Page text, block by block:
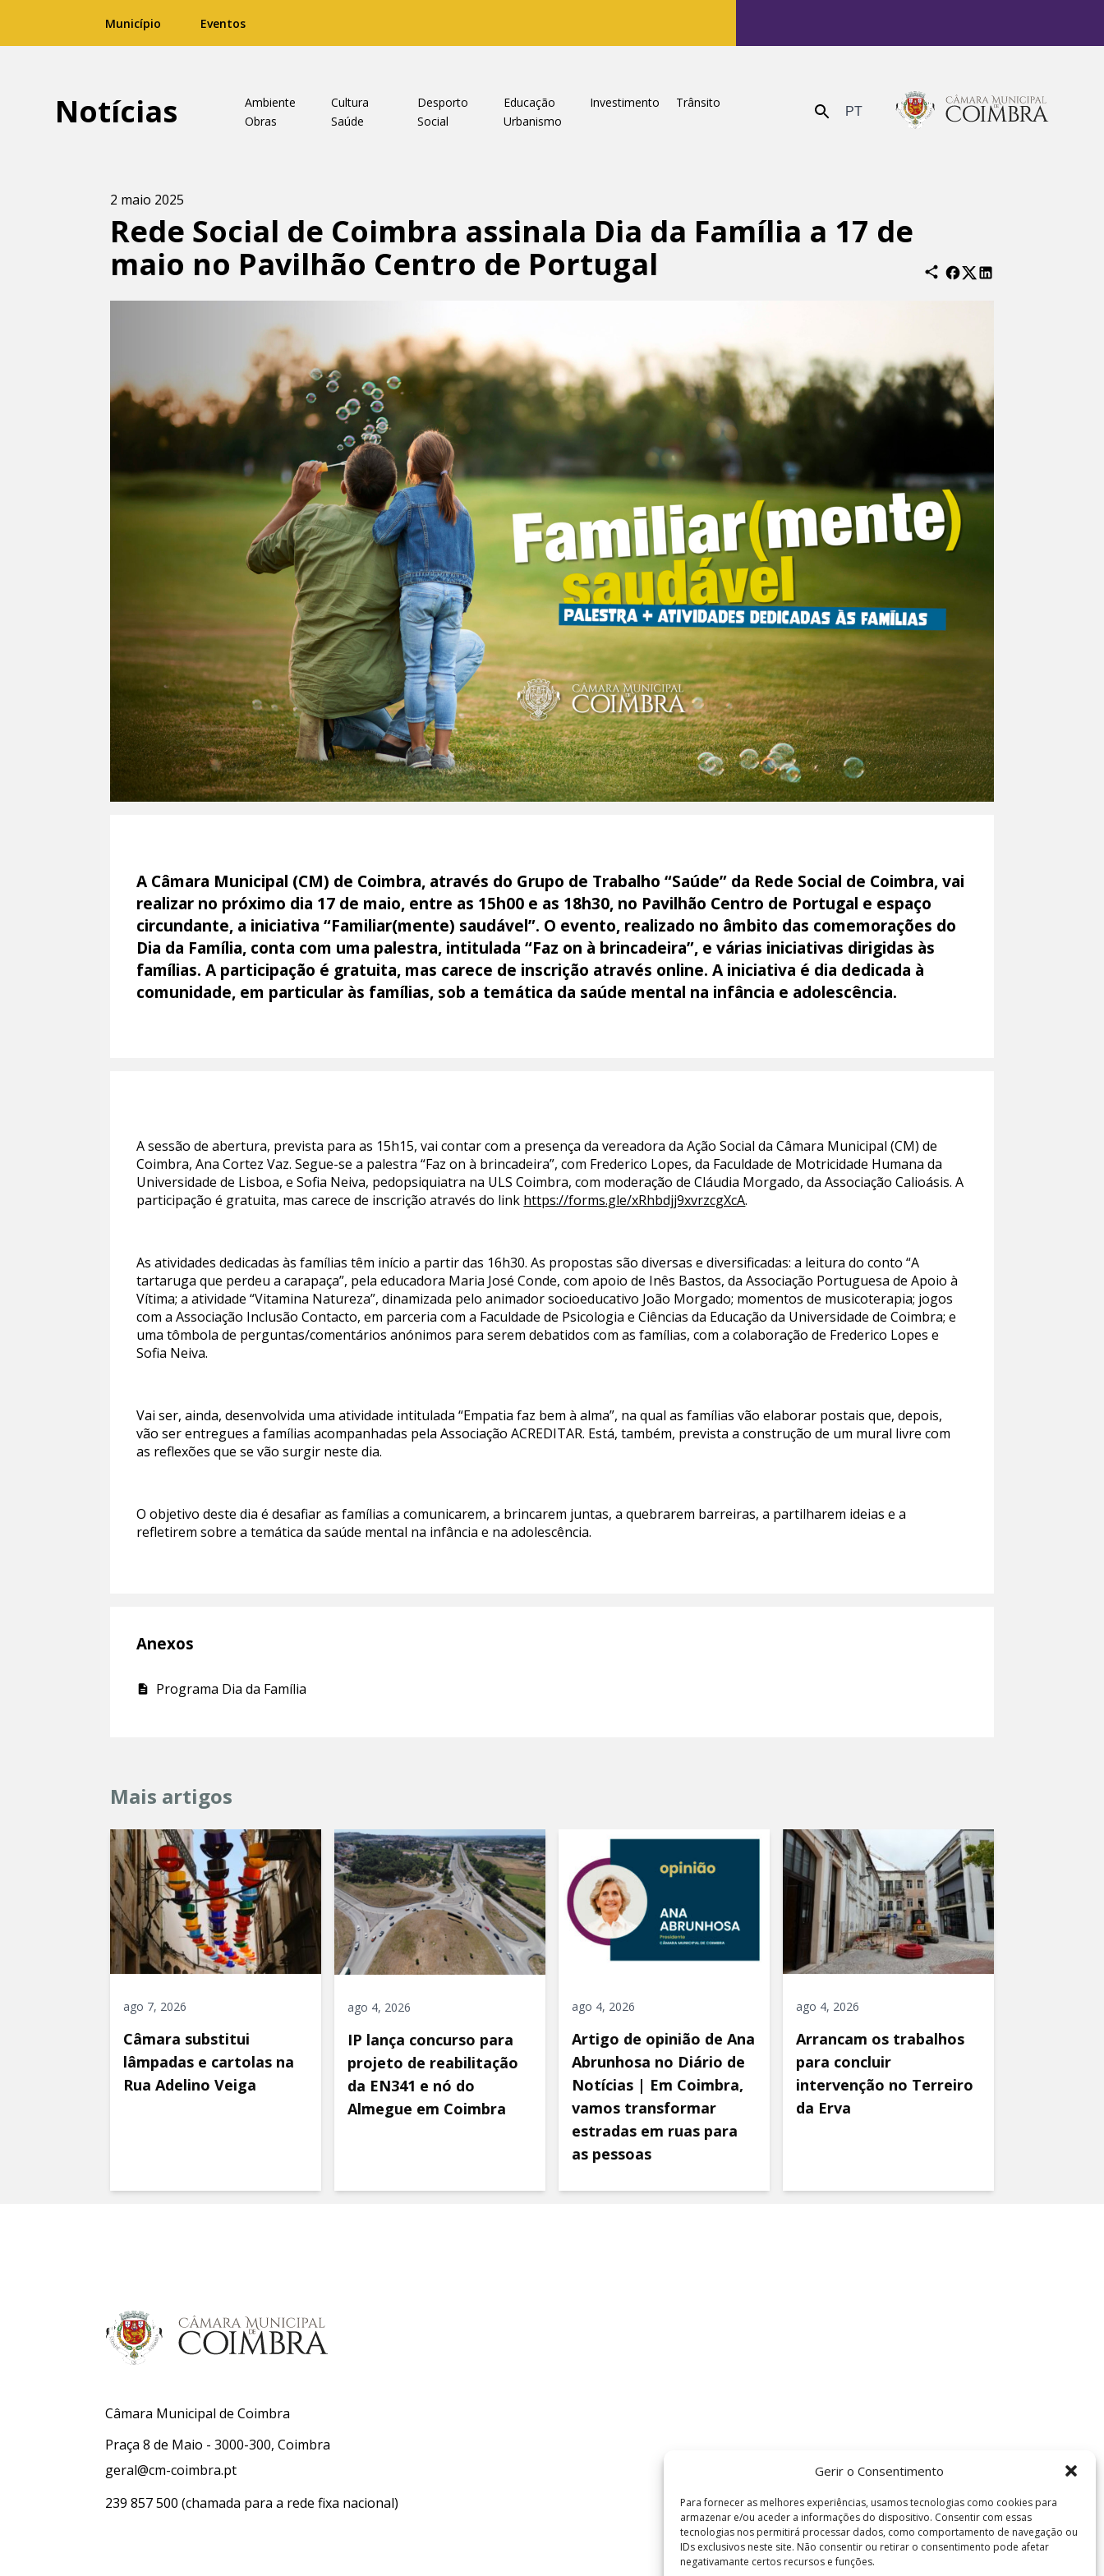
Gerir o Consentimento
Para fornecer as melhores experiências, usamos tecnologias como cookies para
armazenar e/ou aceder a informações do dispositivo. Consentir com essas
tecnologias nos permitirá processar dados, como comportamento de navegação ou
IDs exclusivos neste site. Não consentir ou retirar o consentimento pode afetar
negativamante certos recursos e funções.
Município Eventos
Notícias Ambiente Cultura Desporto Educação Investimento
Trânsito
Obras
Saúde Social Urbanismo Enviar PT
2 maio 2025
Rede Social de Coimbra assinala Dia da Família a 17 de
maio no Pavilhão Centro de Portugal
A Câmara Municipal (CM) de Coimbra, através do Grupo de Trabalho “Saúde” da Rede Social de Coimbra, vai
realizar no próximo dia 17 de maio, entre as 15h00 e as 18h30, no Pavilhão Centro de Portugal e espaço
circundante, a iniciativa “Familiar(mente) saudável”. O evento, realizado no âmbito das comemorações do
Dia da Família, conta com uma palestra, intitulada “Faz on à brincadeira”, e várias iniciativas dirigidas às
famílias. A participação é gratuita, mas carece de inscrição através online. A iniciativa é dia dedicada à
comunidade, em particular às famílias, sob a temática da saúde mental na infância e adolescência.
A sessão de abertura, prevista para as 15h15, vai contar com a presença da vereadora da Ação Social da Câmara Municipal (CM) de
Coimbra, Ana Cortez Vaz. Segue-se a palestra “Faz on à brincadeira”, com Frederico Lopes, da Faculdade de Motricidade Humana da
Universidade de Lisboa, e Sofia Neiva, pedopsiquiatra na ULS Coimbra, com moderação de Cláudia Morgado, da Associação Calioásis. A
participação é gratuita, mas carece de inscrição através do link https://forms.gle/xRhbdjj9xvrzcgXcA.
As atividades dedicadas às famílias têm início a partir das 16h30. As propostas são diversas e diversificadas: a leitura do conto “A
tartaruga que perdeu a carapaça”, pela educadora Maria José Conde, com apoio de Inês Bastos, da Associação Portuguesa de Apoio à
Vítima; a atividade “Vitamina Natureza”, dinamizada pelo animador socioeducativo João Morgado; momentos de musicoterapia; jogos
com a Associação Inclusão Contacto, em parceria com a Faculdade de Psicologia e Ciências da Educação da Universidade de Coimbra; e
uma tômbola de perguntas/comentários anónimos para serem debatidos com as famílias, com a colaboração de Frederico Lopes e
Sofia Neiva.
Vai ser, ainda, desenvolvida uma atividade intitulada “Empatia faz bem à alma”, na qual as famílias vão elaborar postais que, depois,
vão ser entregues a famílias acompanhadas pela Associação ACREDITAR. Está, também, prevista a construção de um mural livre com
as reflexões que se vão surgir neste dia.
O objetivo deste dia é desafiar as famílias a comunicarem, a brincarem juntas, a quebrarem barreiras, a partilharem ideias e a
refletirem sobre a temática da saúde mental na infância e na adolescência.
Anexos
Programa Dia da Família
Mais artigos
ago 7, 2026
Câmara substitui
lâmpadas e cartolas na
Rua Adelino Veiga
ago 4, 2026
IP lança concurso para
projeto de reabilitação
da EN341 e nó do
Almegue em Coimbra
ago 4, 2026
Artigo de opinião de Ana
Abrunhosa no Diário de
Notícias | Em Coimbra,
vamos transformar
estradas em ruas para
as pessoas
ago 4, 2026
Arrancam os trabalhos
para concluir
intervenção no Terreiro
da Erva
Câmara Municipal de Coimbra
Praça 8 de Maio - 3000-300, Coimbra
geral@cm-coimbra.pt
239 857 500 (chamada para a rede fixa nacional)